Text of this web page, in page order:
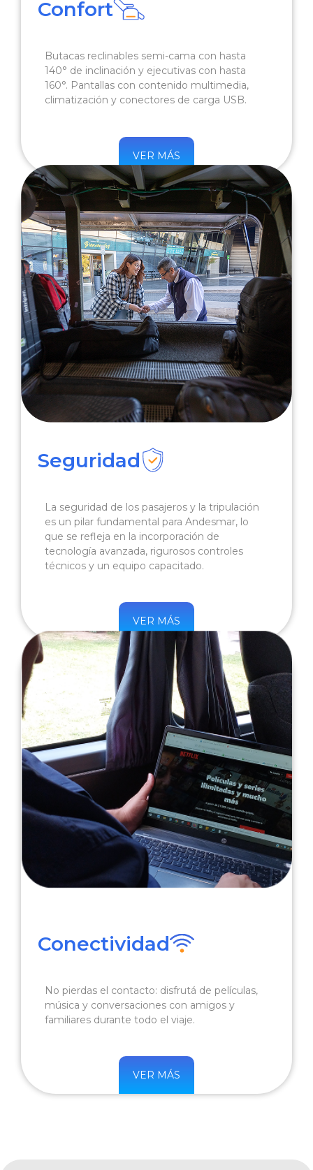
Confort
Butacas reclinables semi-cama con hasta
140° de inclinación y ejecutivas con hasta
160°. Pantallas con contenido multimedia,
climatización y conectores de carga USB.
VER MÁS
Seguridad
La seguridad de los pasajeros y la tripulación
es un pilar fundamental para Andesmar, lo
que se refleja en la incorporación de
tecnología avanzada, rigurosos controles
técnicos y un equipo capacitado.
VER MÁS
Conectividad
No pierdas el contacto: disfrutá de películas,
música y conversaciones con amigos y
familiares durante todo el viaje.
VER MÁS